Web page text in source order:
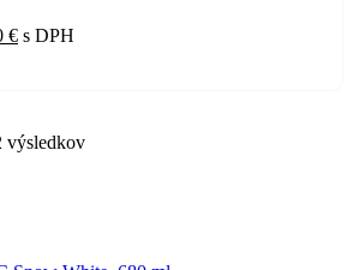
€ s DPH
výsledkov